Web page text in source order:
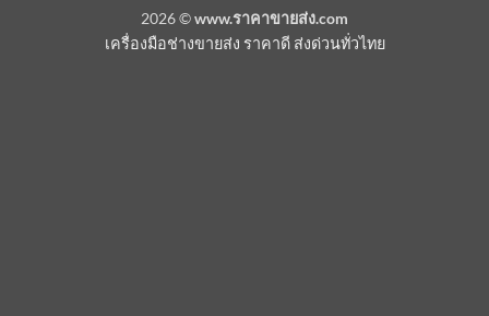
2026 ©www.ราคาขายส่ง.com
เครื่องมือช่างขายส่ง ราคาดี ส่งด่วนทั่วไทย